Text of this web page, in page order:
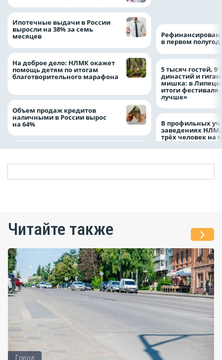
Ипотечные выдачи в России
выросли на 38% за семь
месяцев
На доброе дело: НЛМК окажет
помощь детям по итогам
благотворительного марафона
Объем продаж кредитов
наличными в России вырос
на 64%
в первом
5 тысяч гостей, 9
династий и
мишка: в
итоги фестиваля
лучше»
В профильных
заведениях
трёх человек на
Читайте также
Город